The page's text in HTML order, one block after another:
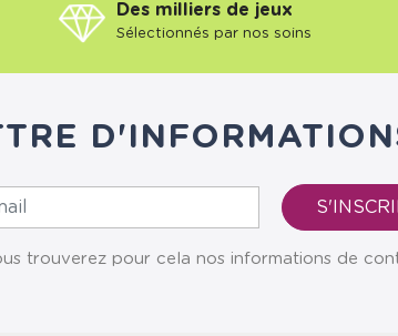
Des milliers de jeux
Sélectionnés par nos soins
trouverez pour cela nos informations de